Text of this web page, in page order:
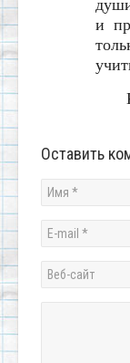
и
Оставить